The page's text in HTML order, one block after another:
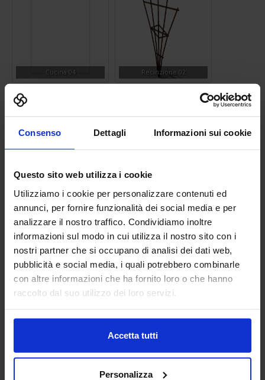
Consenso Dettagli Informazioni sui cookie
Questo sito web utilizza i cookie
Utilizziamo i cookie per personalizzare contenuti ed
annunci, per fornire funzionalità dei social media e per
analizzare il nostro traffico. Condividiamo inoltre
informazioni sul modo in cui utilizza il nostro sito con i
nostri partner che si occupano di analisi dei dati web,
pubblicità e social media, i quali potrebbero combinarle
con altre informazioni che ha fornito loro o che hanno
raccolto dal suo utilizzo dei loro servizi.
Accetta tutti
Personalizza
Cucina 04 Recinzione 02
Mantenere la destra Girasole
Sagoma donna 07
Categorie Blocchi CAD